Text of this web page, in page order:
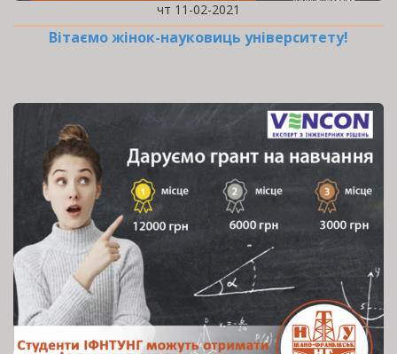
чт 11-02-2021
Вітаємо жінок-науковиць університету!